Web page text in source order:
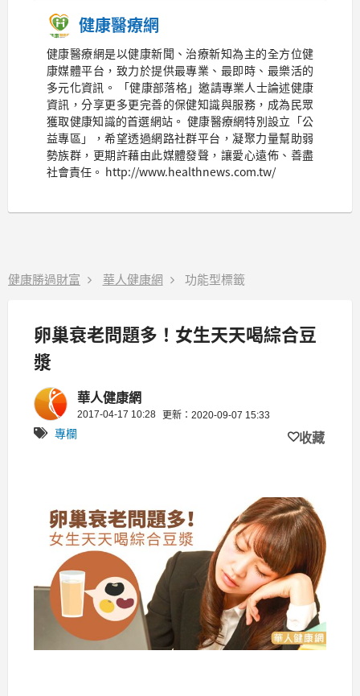
健康醫療網
健康醫療網是以健康新聞、治療新知為主的全方位健
康媒體平台，致力於提供最專業、最即時、最樂活的
多元化資訊。 「健康部落格」邀請專業人士論述健康
資訊，分享更多更完善的保健知識與服務，成為民眾
獲取健康知識的首選網站。 健康醫療網特別設立「公
益專區」，希望透過網路社群平台，凝聚力量幫助弱
勢族群，更期許藉由此媒體發聲，讓愛心遠佈、善盡
社會責任。 http://www.healthnews.com.tw/
健康勝過財富 華人健康網 功能型標籤
卵巢衰老問題多！女生天天喝綜合豆
漿
華人健康網
2017-04-17 10:28 更新：2020-09-07 15:33
專欄 收藏